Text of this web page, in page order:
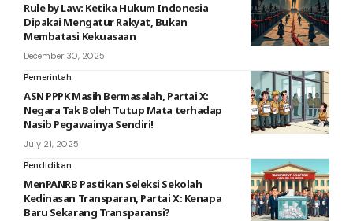
Rule by Law: Ketika Hukum Indonesia
Dipakai Mengatur Rakyat, Bukan
Membatasi Kekuasaan
December 30, 2025
Pemerintah
ASN PPPK Masih Bermasalah, Partai X:
Negara Tak Boleh Tutup Mata terhadap
Nasib Pegawainya Sendiri!
July 21, 2025
Pendidikan
MenPANRB Pastikan Seleksi Sekolah
Kedinasan Transparan, Partai X: Kenapa
Baru Sekarang Transparansi?